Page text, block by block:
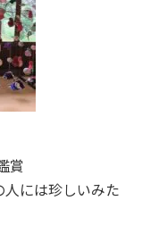
賞
には珍しいみた